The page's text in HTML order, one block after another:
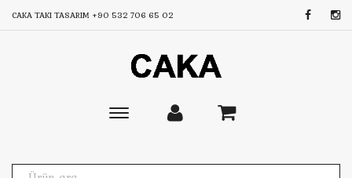
CAKA TAKI TASARIM +90 532 706 65 02
Toggle